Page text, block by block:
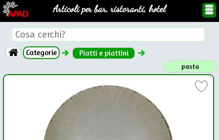
Articoli per bar, ristoranti, hotel
Categorie Piatti e piattini
pasta